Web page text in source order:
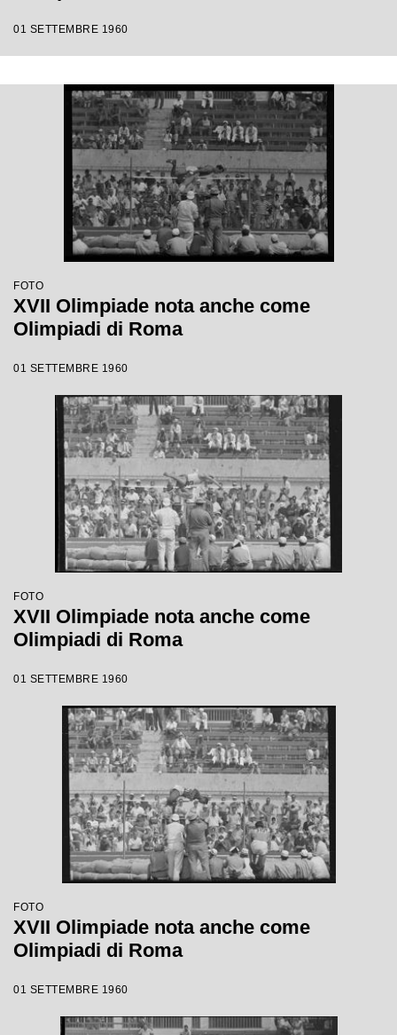
01 SETTEMBRE 1960
FOTO
XVII Olimpiade nota anche come
Olimpiadi di Roma
01 SETTEMBRE 1960
FOTO
XVII Olimpiade nota anche come
Olimpiadi di Roma
01 SETTEMBRE 1960
FOTO
XVII Olimpiade nota anche come
Olimpiadi di Roma
01 SETTEMBRE 1960